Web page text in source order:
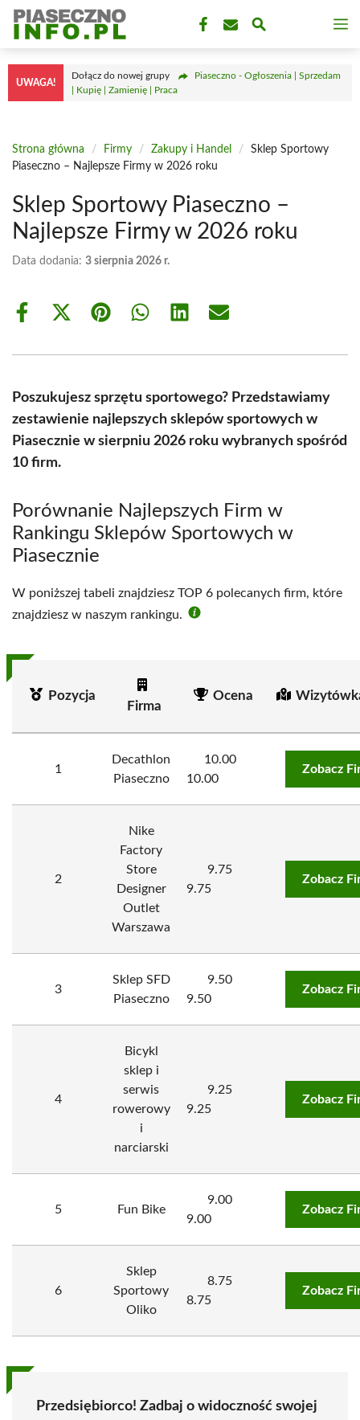
Przejdź
treści
UWAGA!
Dołącz do nowej grupy
Piaseczno - Ogłoszenia | Sprzedam
| Kupię | Zamienię | Praca
Strona główna / Firmy / Zakupy i Handel /
Sklep Sportowy
Piaseczno – Najlepsze Firmy w 2026 roku
Sklep Sportowy Piaseczno –
Najlepsze Firmy w 2026 roku
Data dodania: 3 sierpnia 2026 r.
Share
Share
(Twitter)
Share Share Share Share
Poszukujesz sprzętu sportowego? Przedstawiamy
zestawienie najlepszych sklepów sportowych w
Piasecznie w sierpniu 2026 roku wybranych spośród
10 firm.
Porównanie Najlepszych Firm w
Rankingu Sklepów Sportowych w
Piasecznie
W poniższej tabeli znajdziesz TOP 6 polecanych firm, które
znajdziesz w naszym rankingu.
Pozycja
Firma
Ocena
1
Decathlon
Piaseczno
10.00
10.00
Zobacz
2
Nike
Factory
Store
Designer
Outlet
Warszawa
9.75
9.75
Zobacz
3
Sklep SFD
Piaseczno
9.50
9.50
Zobacz
4
Bicykl
sklep i
serwis
rowerowy
i
narciarski
9.25
9.25
Zobacz
5 Fun Bike
9.00
9.00
Zobacz
6
Sklep
Sportowy
Oliko
8.75
8.75
Zobacz
Przedsiębiorco! Zadbaj o widoczność swojej